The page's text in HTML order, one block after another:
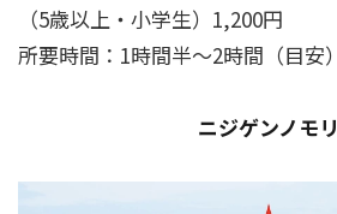
（5歳以上・小学生）1,200円
所要時間：1時間半～2時間（目安）
ニジゲンノモリ